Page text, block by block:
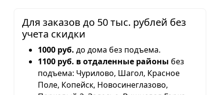
Для заказов до 50 тыс. рублей без
учета скидки
1000 руб. до дома без подъема.
1100 руб. в отдаленные районы без
подъема: Чурилово, Шагол, Красное
Поле, Копейск, Новосинеглазово,